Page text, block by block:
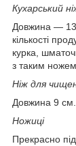
Кухарський
Довжина — 13
кількості
курка,
з таким
Ніж для
Довжина 9 см.
Ножиці
Прекрасно